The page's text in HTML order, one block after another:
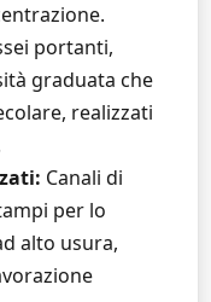
portanti,
graduata che
realizzati
Canali di
per lo
alto usura,